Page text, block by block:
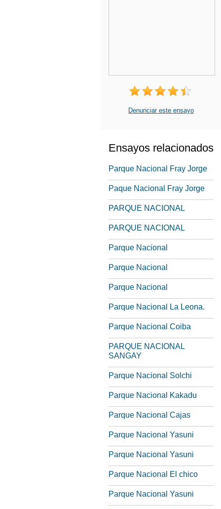
Denunciar este ensayo
Ensayos relacionados
Parque Nacional Fray Jorge
Paque Nacional Fray Jorge
PARQUE NACIONAL
PARQUE NACIONAL
Parque Nacional
Parque Nacional
Parque Nacional
Parque Nacional La Leona.
Parque Nacional Coiba
PARQUE NACIONAL
SANGAY
Parque Nacional Solchi
Parque Nacional Kakadu
Parque Nacional Cajas
Parque Nacional Yasuni
Parque Nacional Yasuni
Parque Nacional El chico
Parque Nacional Yasuni